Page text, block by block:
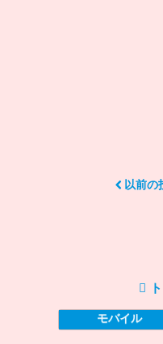
以前の
モバイル